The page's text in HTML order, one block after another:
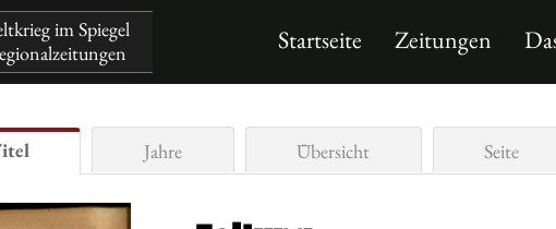
im Spiegel
Startseite Zeitungen
Jahre Übersicht Seite